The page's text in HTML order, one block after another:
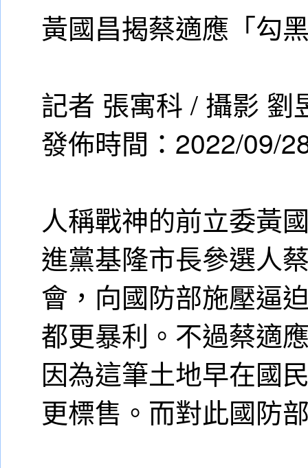
黃國昌揭蔡適應「勾
記者 張寓科 / 攝影 劉
發佈時間：2022/09/
人稱戰神的前立委黃
進黨基隆市長參選人
會，向國防部施壓逼
都更暴利。不過蔡適
因為這筆土地早在國
更標售。而對此國防